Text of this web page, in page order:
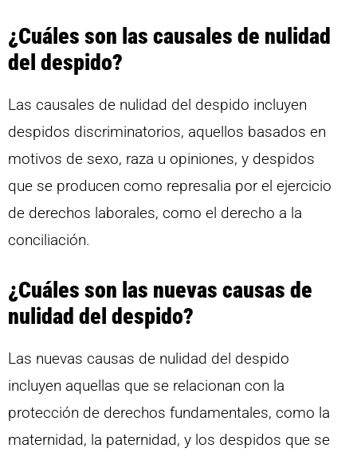
¿Cuáles son las causales de nulidad
del despido?
Las causales de nulidad del despido incluyen
despidos discriminatorios, aquellos basados en
motivos de sexo, raza u opiniones, y despidos
que se producen como represalia por el ejercicio
de derechos laborales, como el derecho a la
conciliación.
¿Cuáles son las nuevas causas de
nulidad del despido?
Las nuevas causas de nulidad del despido
incluyen aquellas que se relacionan con la
protección de derechos fundamentales, como la
maternidad, la paternidad, y los despidos que se